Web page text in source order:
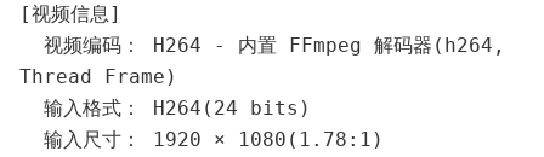
[视频信息]
Thread Frame)
  输入格式： H264(24 bits)
  输入尺寸： 1920 × 1080(1.78:1)